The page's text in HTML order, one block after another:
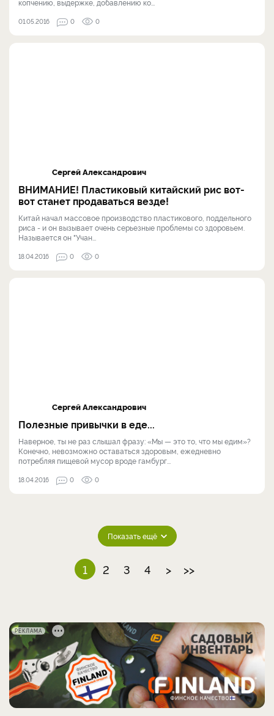
копчению, выдержке, добавлению ко...
01.05.2016 0 0
Сергей Александрович
ВНИМАНИЕ! Пластиковый китайский рис вот-
вот станет продаваться везде!
Китай начал массовое производство пластикового, поддельного
риса - и он вызывает очень серьезные проблемы со здоровьем.
Называется он "Учан...
18.04.2016 0 0
Сергей Александрович
Полезные привычки в еде...
Наверное, ты не раз слышал фразу: «Мы — это то, что мы едим»?
Конечно, невозможно оставаться здоровым, ежедневно
потребляя пищевой мусор вроде гамбург...
18.04.2016 0 0
Показать ещё
1 2 3 4 > >>
РЕКЛАМА